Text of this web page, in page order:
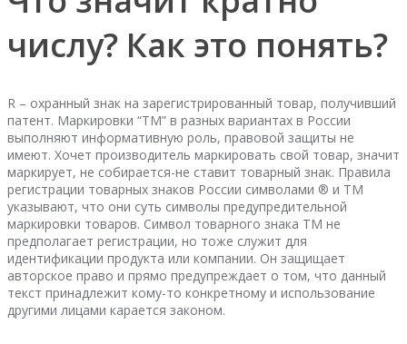
числу? Как это понять?
R – охранный знак на зарегистрированный товар, получивший
патент. Маркировки “TM” в разных вариантах в России
выполняют информативную роль, правовой защиты не
имеют. Хочет производитель маркировать свой товар, значит
маркирует, не собирается-не ставит товарный знак. Правила
регистрации товарных знаков России символами ® и TM
указывают, что они суть символы предупредительной
маркировки товаров. Символ товарного знака TM не
предполагает регистрации, но тоже служит для
идентификации продукта или компании. Он защищает
авторское право и прямо предупреждает о том, что данный
текст принадлежит кому-то конкретному и использование
другими лицами карается законом.